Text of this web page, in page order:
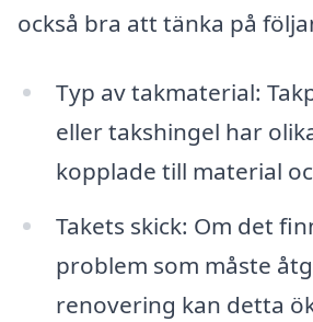
också bra att tänka på
Typ av takmaterial:
eller takshingel har
kopplade till material
Takets skick: Om det
problem som måste
renovering kan detta